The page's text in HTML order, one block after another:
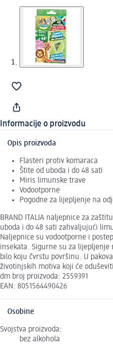
Informacije o proizvodu
Opis proizvoda
Flasteri protiv komaraca
Štite od uboda i do 48 sati
Miris limunske trave
Vodootporne
Pogodne za lijepljenje na
BRAND ITALIA naljepnice za
uboda i do 48 sati zahvaljujući
Naljepnice su vodootporne i
insekata. Sigurne su za lijepljenje
bilo koju čvrstu površinu. U
životinjskih motiva koji će
dm broj proizvoda: 2559391
EAN: 8051564490426
Osobine
Svojstva proizvoda:
bez alkohola